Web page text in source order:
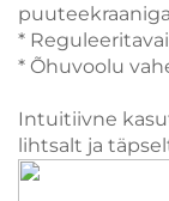
*
* Õhuvoolu
Intuitiivne
lihtsalt ja